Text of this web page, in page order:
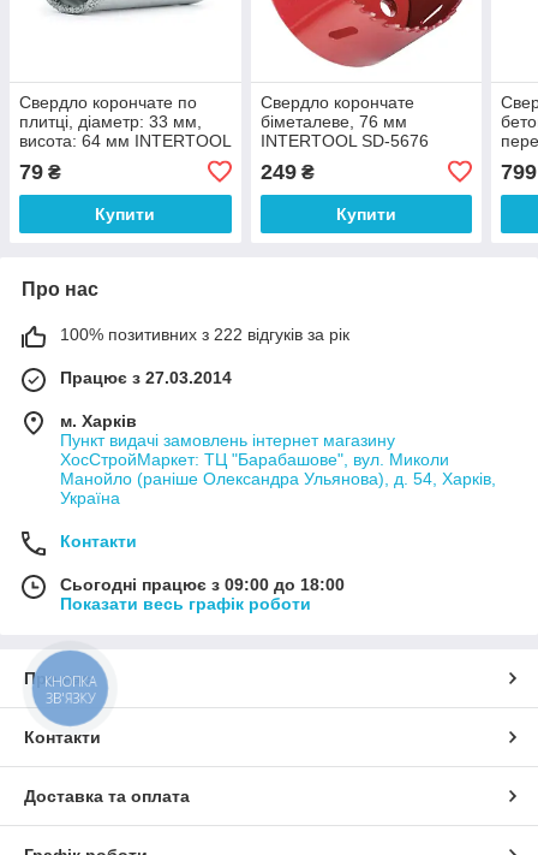
Свердло корончате по
плитці, діаметр: 33 мм,
висота: 64 мм INTERTOOL
79 ₴
Купити
Свердло корончате
біметалеве, 76 мм
INTERTOOL SD-5676
249₴
Купити
799
Про нас
100% позитивних з 222 відгуків за рік
Працює з 27.03.2014
м. Харків
Пункт видачі замовлень інтернет магазину
ХосСтройМаркет: ТЦ "Барабашове", вул. Миколи
Манойло (раніше Олександра Ульянова), д. 54, Харків,
Україна
Контакти
Сьогодні працює з 09:00 до 18:00
Показати весь графік роботи
Про нас
Контакти
Доставка та оплата
КНОПКА
ЗВ'ЯЗКУ